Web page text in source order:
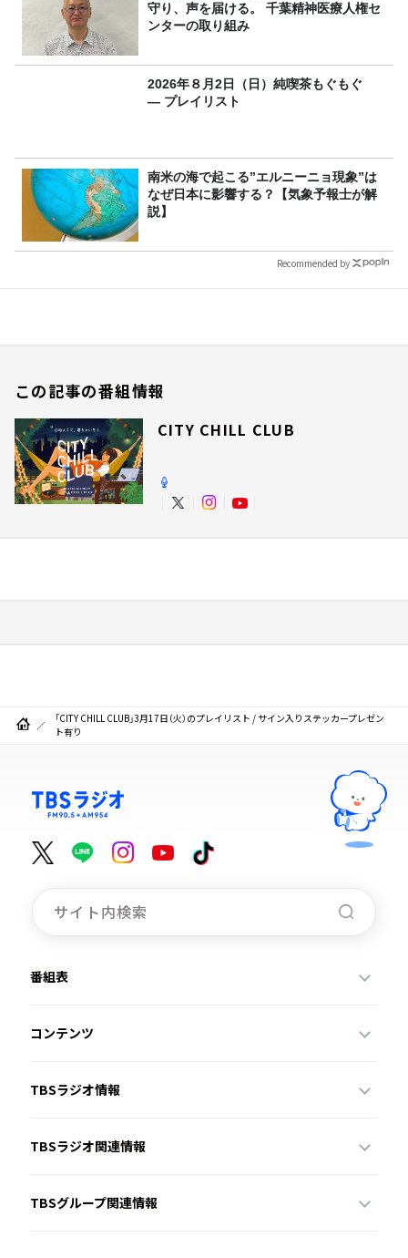
守り、声を届ける。 千葉精神医療人権セ
ンターの取り組み
2026年８月2日（日）純喫茶もぐもぐ
― プレイリスト
南米の海で起こる”エルニーニョ現象”は
なぜ日本に影響する？【気象予報士が解
説】
Recommended by
この記事の番組情報
CITY CHILL CLUB
「CITY CHILL CLUB」3月17日（火）のプレイリスト / サイン入りステッカープレゼン
ト有り
番組表
コンテンツ
TBSラジオ情報
TBSラジオ関連情報
TBSグループ関連情報